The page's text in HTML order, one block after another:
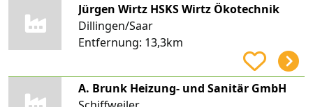
Jürgen Wirtz HSKS Wirtz Ökotechnik
Dillingen/Saar
Entfernung: 13,3km
A. Brunk Heizung- und Sanitär GmbH